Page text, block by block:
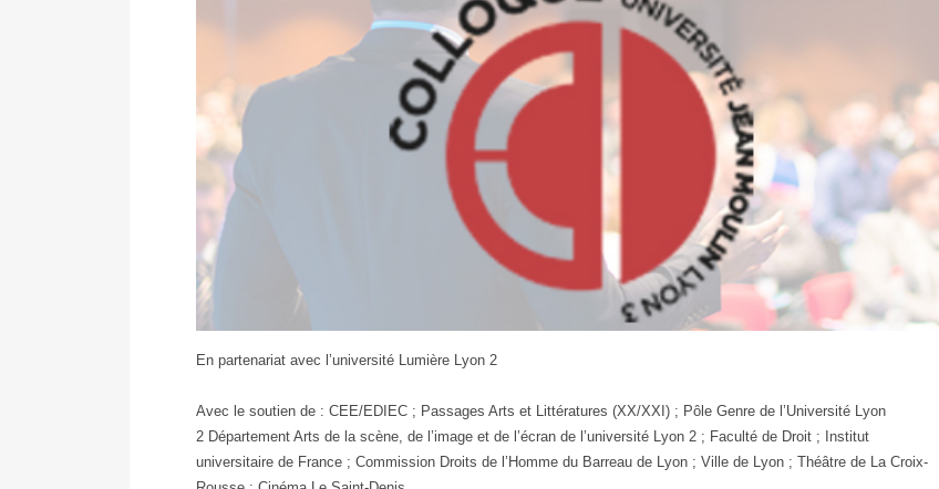
Actu_Colloque
En partenariat avec l’université Lumière Lyon 2
Avec le soutien de : CEE/EDIEC ; Passages Arts et Littératures (XX/XXI) ; Pôle Genre de l’Université Lyon
2 Département Arts de la scène, de l’image et de l’écran de l’université Lyon 2 ; Faculté de Droit ; Institut
universitaire de France ; Commission Droits de l’Homme du Barreau de Lyon ; Ville de Lyon ; Théâtre de La Croix-